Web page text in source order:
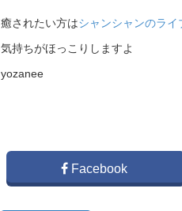
癒されたい方はシャンシャンのライ
気持ちがほっこりしますよ
yozanee
Facebook